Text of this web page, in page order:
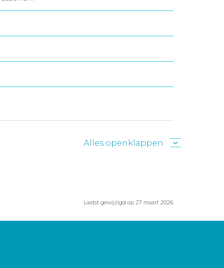
Alles openklappen
Laatst gewijzigd op 27 maart 2026